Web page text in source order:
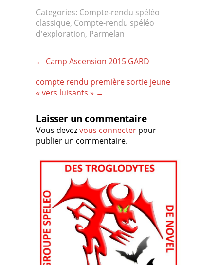
Categories: Compte-rendu spéléo
classique, Compte-rendu spéléo
d'exploration, Parmelan
Post
navigation
← Camp Ascension 2015 GARD
compte rendu première sortie jeune
« vers luisants » →
Laisser un commentaire
Vous devezvous connecter pour
publier un commentaire.